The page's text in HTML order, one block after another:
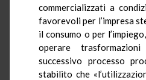
commercializzati a
favorevoli per l’impresa
il consumo o per
operare
successivo processo
stabilito che